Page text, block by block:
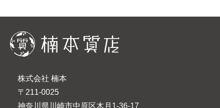
株式会社 楠本
〒211-0025
神奈川県川崎市中原区木月1-36-17